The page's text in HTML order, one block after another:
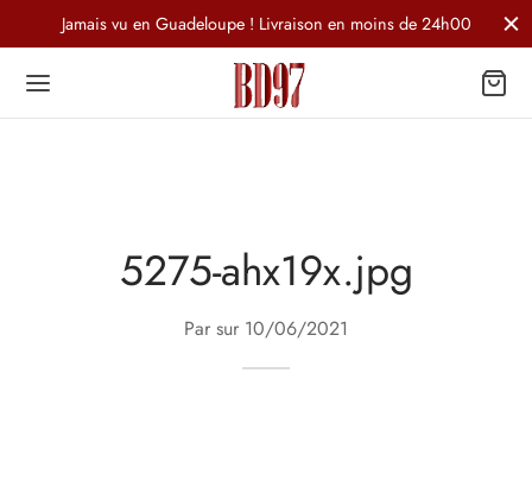
Jamais vu en Guadeloupe ! Livraison en moins de 24h00
5275-ahx19x.jpg
Par sur 10/06/2021